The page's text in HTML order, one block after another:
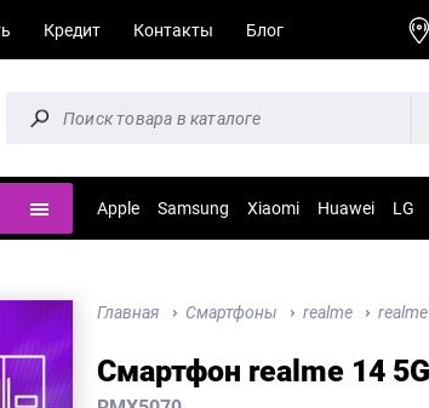
Кредит Контакты Блог
Apple Samsung Xiaomi Huawei LG
Главная Смартфоны realme
Смартфон realme 14